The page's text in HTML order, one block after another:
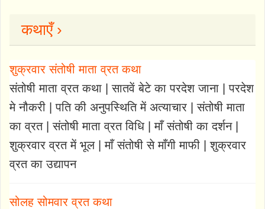
कथाएँ ›
शुक्रवार संतोषी माता व्रत कथा
संतोषी माता व्रत कथा | सातवें बेटे का परदेश जाना | परदेश
मे नौकरी | पति की अनुपस्थिति में अत्याचार | संतोषी माता
का व्रत | संतोषी माता व्रत विधि | माँ संतोषी का दर्शन |
शुक्रवार व्रत में भूल | माँ संतोषी से माँगी माफी | शुक्रवार
व्रत का उद्यापन
सोलह सोमवार व्रत कथा